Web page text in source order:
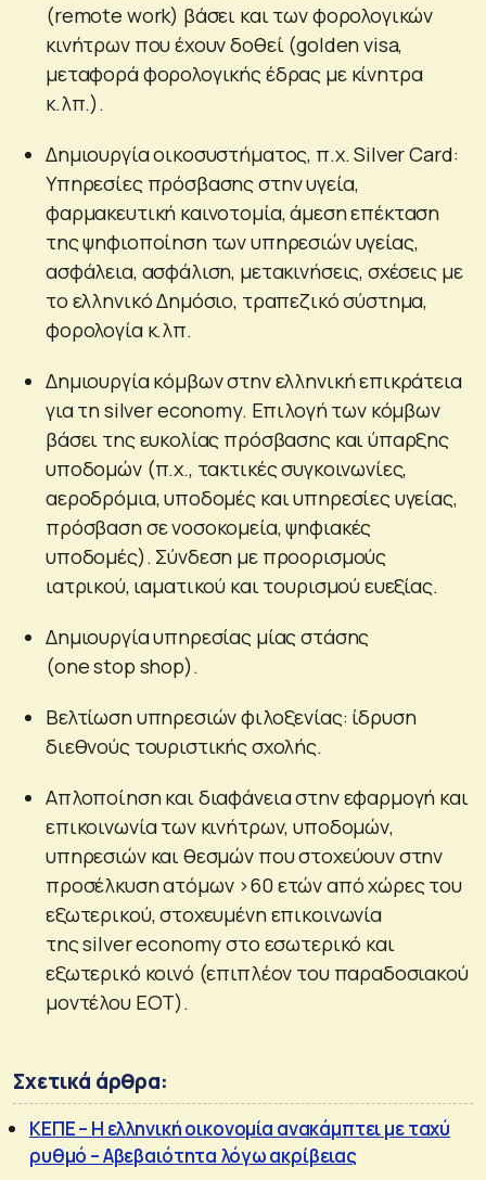
(remote work) βάσει και των φορολογικών
κινήτρων που έχουν δοθεί (golden visa,
μεταφορά φορολογικής έδρας με κίνητρα
κ.λπ.).
Δημιουργία οικοσυστήματος, π.χ. Silver Card:
Υπηρεσίες πρόσβασης στην υγεία,
φαρμακευτική καινοτομία, άμεση επέκταση
της ψηφιοποίηση των υπηρεσιών υγείας,
ασφάλεια, ασφάλιση, μετακινήσεις, σχέσεις με
το ελληνικό Δημόσιο, τραπεζικό σύστημα,
φορολογία κ.λπ.
Δημιουργία κόμβων στην ελληνική επικράτεια
για τη silver economy. Επιλογή των κόμβων
βάσει της ευκολίας πρόσβασης και ύπαρξης
υποδομών (π.χ., τακτικές συγκοινωνίες,
αεροδρόμια, υποδομές και υπηρεσίες υγείας,
πρόσβαση σε νοσοκομεία, ψηφιακές
υποδομές). Σύνδεση με προορισμούς
ιατρικού, ιαματικού και τουρισμού ευεξίας.
Δημιουργία υπηρεσίας μίας στάσης
(one stop shop).
Βελτίωση υπηρεσιών φιλοξενίας: ίδρυση
διεθνούς τουριστικής σχολής.
Απλοποίηση και διαφάνεια στην εφαρμογή και
επικοινωνία των κινήτρων, υποδομών,
υπηρεσιών και θεσμών που στοχεύουν στην
προσέλκυση ατόμων >60 ετών από χώρες του
εξωτερικού, στοχευμένη επικοινωνία
της silver economy στο εσωτερικό και
εξωτερικό κοινό (επιπλέον του παραδοσιακού
μοντέλου ΕΟΤ).
Σχετικά άρθρα:
ΚΕΠΕ – Η ελληνική οικονομία ανακάμπτει με ταχύ
ρυθμό – Αβεβαιότητα λόγω ακρίβειας